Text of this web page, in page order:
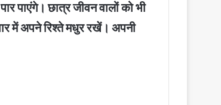
पाएंगे। छात्र जीवन वालों को भी
में अपने रिश्ते मधुर रखें। अपनी